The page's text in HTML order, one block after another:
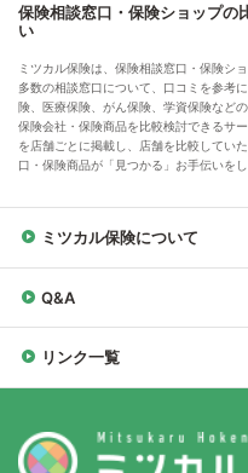
保険相談窓口・保険ショップの
い
ミツカル保険は、保険相談窓口・保険シ
多数の相談窓口について、口コミを参考
険、医療保険、がん保険、学資保険など
保険会社・保険商品を比較検討できるサ
を店舗ごとに掲載し、店舗を比較してい
口・保険商品が「見つかる」お手伝いをし
ミツカル保険について
Q&A
リンク一覧